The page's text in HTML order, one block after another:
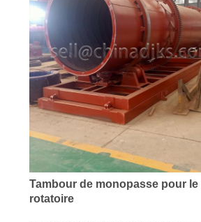
Tambour de monopasse pour
rotatoire